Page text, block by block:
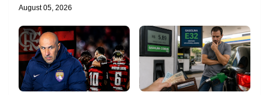
August 05, 2026